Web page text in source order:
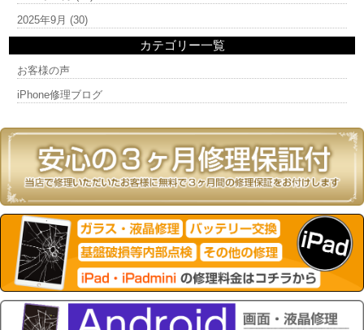
2025年9月 (30)
カテゴリー一覧
お客様の声
iPhone修理ブログ